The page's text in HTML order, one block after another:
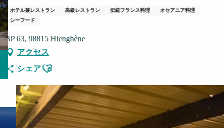
ホテル兼レストラン 高級レストラン 伝統フランス料理
オセアニア料理
シーフード
BP 63, 98815 Hienghène
アクセス
シェアAjouter aux favoris